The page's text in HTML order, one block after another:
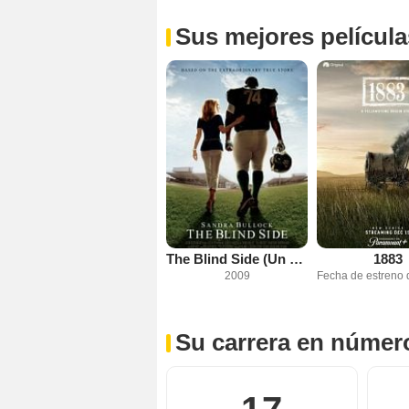
Sus mejores
The Blind Side (Un sueño posible)
2009
1883
Su carrera en